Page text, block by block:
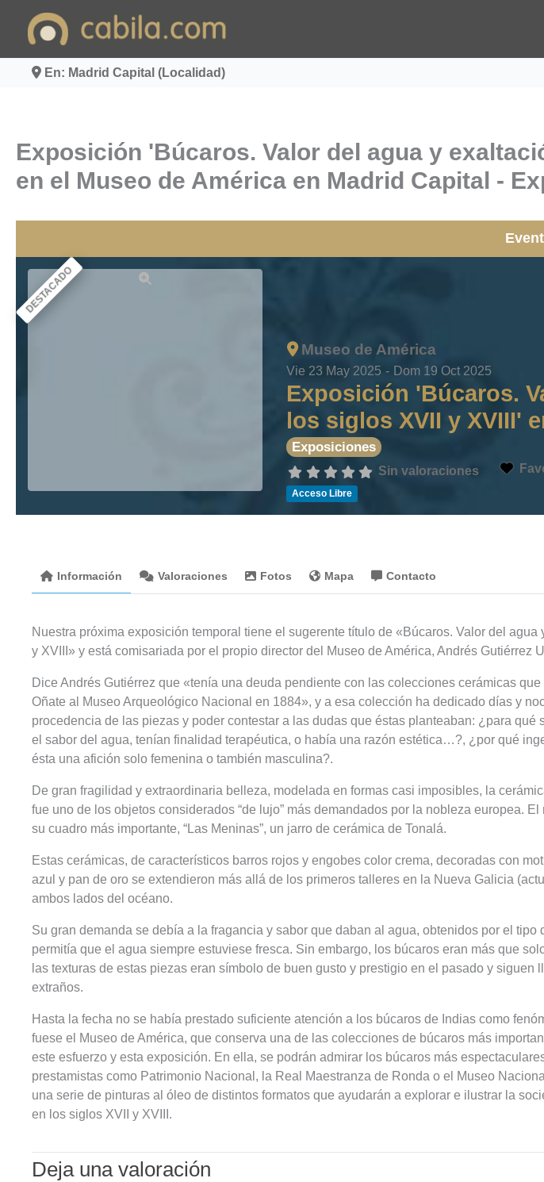
En: Madrid Capital (Localidad)
Exposición 'Búcaros. Valor del agua y
en el Museo de América en Madrid Capital -
DESTACADO
Museo de América
Vie 23 May 2025 - Dom 19 Oct 2025
Exposición 'Búcaros.
los siglos XVII y XVIII'
Exposiciones
Sin valoraciones
Acceso Libre
Información Valoraciones Fotos Mapa Contacto
Nuestra próxima exposición temporal tiene el sugerente título de «Búcaros. Valor del agua
y XVIII» y está comisariada por el propio director del Museo de América, Andrés Gutiérrez
Dice Andrés Gutiérrez que «tenía una deuda pendiente con las colecciones cerámicas
Oñate al Museo Arqueológico Nacional en 1884», y a esa colección ha dedicado días y
procedencia de las piezas y poder contestar a las dudas que éstas planteaban: ¿para
el sabor del agua, tenían finalidad terapéutica, o había una razón estética…?, ¿por qué
ésta una afición solo femenina o también masculina?.
De gran fragilidad y extraordinaria belleza, modelada en formas casi imposibles, la
fue uno de los objetos considerados “de lujo” más demandados por la nobleza europea.
su cuadro más importante, “Las Meninas”, un jarro de cerámica de Tonalá.
Estas cerámicas, de característicos barros rojos y engobes color crema, decoradas con
azul y pan de oro se extendieron más allá de los primeros talleres en la Nueva Galicia
ambos lados del océano.
Su gran demanda se debía a la fragancia y sabor que daban al agua, obtenidos por el
permitía que el agua siempre estuviese fresca. Sin embargo, los búcaros eran más que
las texturas de estas piezas eran símbolo de buen gusto y prestigio en el pasado y siguen
extraños.
Hasta la fecha no se había prestado suficiente atención a los búcaros de Indias como
fuese el Museo de América, que conserva una de las colecciones de búcaros más
este esfuerzo y esta exposición. En ella, se podrán admirar los búcaros más
prestamistas como Patrimonio Nacional, la Real Maestranza de Ronda o el Museo
una serie de pinturas al óleo de distintos formatos que ayudarán a explorar e ilustrar la
en los siglos XVII y XVIII.
Deja una valoración